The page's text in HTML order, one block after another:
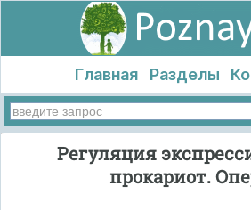
Главная Разделы
Регуляция
прокариот.